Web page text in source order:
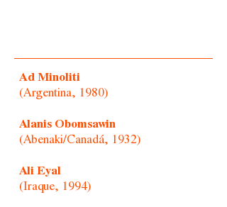
Ad Minoliti
(Argentina, 1980)
Alanis Obomsawin
(Abenaki/Canadá, 1932)
Ali Eyal
(Iraque, 1994)